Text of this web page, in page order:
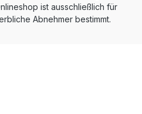
ist ausschließlich für
Abnehmer bestimmt.